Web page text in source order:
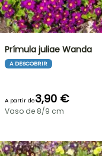
Prímula juliae Wanda
A DESCOBRIR
A partir de3,90 €
Vaso de 8/9 cm